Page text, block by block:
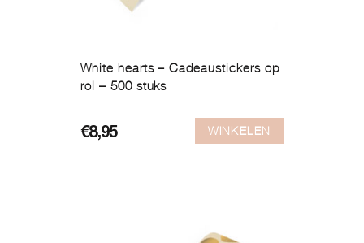
White hearts – Cadeaustickers op
rol – 500 stuks
€8,95 WINKELEN